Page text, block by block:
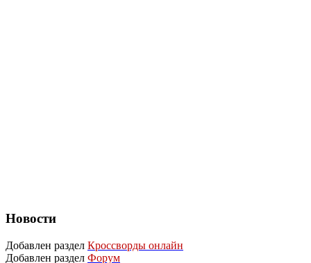
Новости
Добавлен раздел Кроссворды онлайн
Добавлен раздел Форум